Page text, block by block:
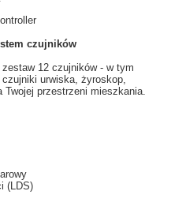
czujników
zestaw 12 czujników - w tym
czujniki urwiska, żyroskop,
Twojej przestrzeni mieszkania.
(LDS)